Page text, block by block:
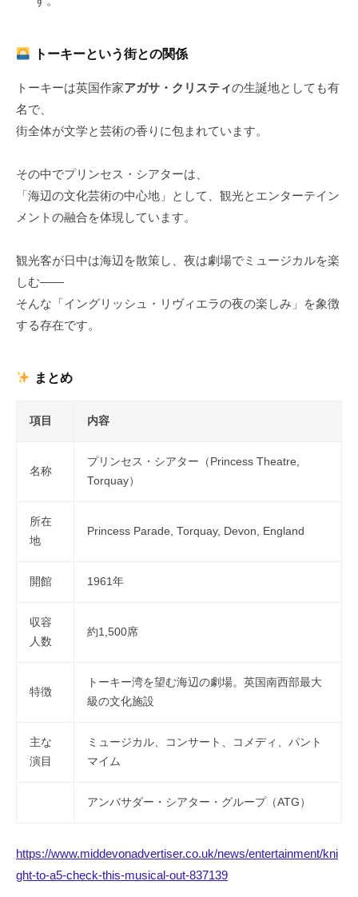
トーキーという街との関係
トーキーは英国作家アガサ・クリスティの生誕地としても有
名で、
街全体が文学と芸術の香りに包まれています。
その中でプリンセス・シアターは、
「海辺の文化芸術の中心地」として、観光とエンターテイン
メントの融合を体現しています。
観光客が日中は海辺を散策し、夜は劇場でミュージカルを楽
しむ――
そんな「イングリッシュ・リヴィエラの夜の楽しみ」を象徴
する存在です。
まとめ
項目 内容
名称
プリンセス・シアター（Princess Theatre,
Torquay）
所在
地
Princess Parade, Torquay, Devon, England
開館 1961年
収容
人数
約1,500席
特徴
トーキー湾を望む海辺の劇場。英国南西部最大
級の文化施設
主な
演目
ミュージカル、コンサート、コメディ、パント
マイム
アンバサダー・シアター・グループ（ATG）
https://www.middevonadvertiser.co.uk/news/entertainment/kni
ght-to-a5-check-this-musical-out-837139